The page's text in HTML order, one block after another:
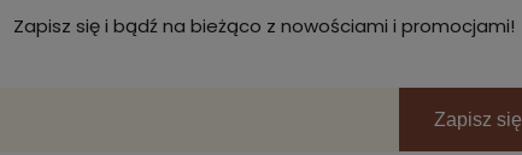
Zapisz się i bądź na bieżąco z nowościami i promocjami!
Zapisz się